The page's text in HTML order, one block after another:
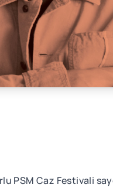
PSM Caz Festivali